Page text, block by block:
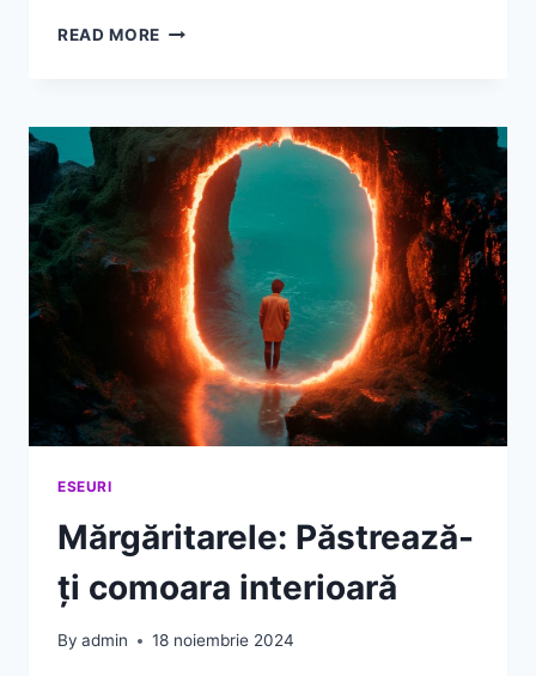
READ MORE EȘTI
ESEURI
Mărgăritarele: Păstrează-
ți comoara interioară
By admin 18 noiembrie 2024